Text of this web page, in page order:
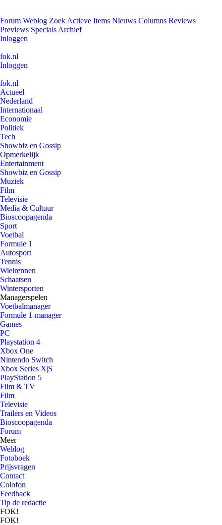
Forum Weblog Zoek Actieve Items Nieuws Columns Reviews
Previews Specials Archief
Inloggen
fok.nl
Inloggen
fok.nl
Actueel
Nederland
Internationaal
Economie
Politiek
Tech
Showbiz en Gossip
Opmerkelijk
Entertainment
Showbiz en Gossip
Muziek
Film
Televisie
Media & Cultuur
Bioscoopagenda
Sport
Voetbal
Formule 1
Autosport
Tennis
Wielrennen
Schaatsen
Wintersporten
Managerspelen
Voetbalmanager
Formule 1-manager
Games
PC
Playstation 4
Xbox One
Nintendo Switch
Xbox Series X|S
PlayStation 5
Film & TV
Film
Televisie
Trailers en Videos
Bioscoopagenda
Forum
Meer
Weblog
Fotoboek
Prijsvragen
Contact
Colofon
Feedback
Tip de redactie
FOK!
FOK!